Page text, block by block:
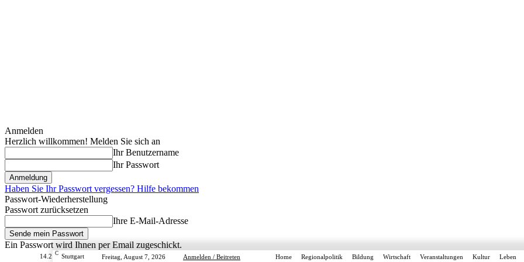
Anmelden
Herzlich willkommen! Melden Sie sich an
Ihr Benutzername
Ihr Passwort
Haben Sie Ihr Passwort vergessen? Hilfe bekommen
Passwort-Wiederherstellung
Passwort zurücksetzen
Ihre E-Mail-Adresse
Ein Passwort wird Ihnen per Email zugeschickt.
14.2 C Stuttgart Freitag, August 7, 2026 Anmelden / Beitreten Home Regionalpolitik Bildung Wirtschaft Veranstaltungen Kultur Leben